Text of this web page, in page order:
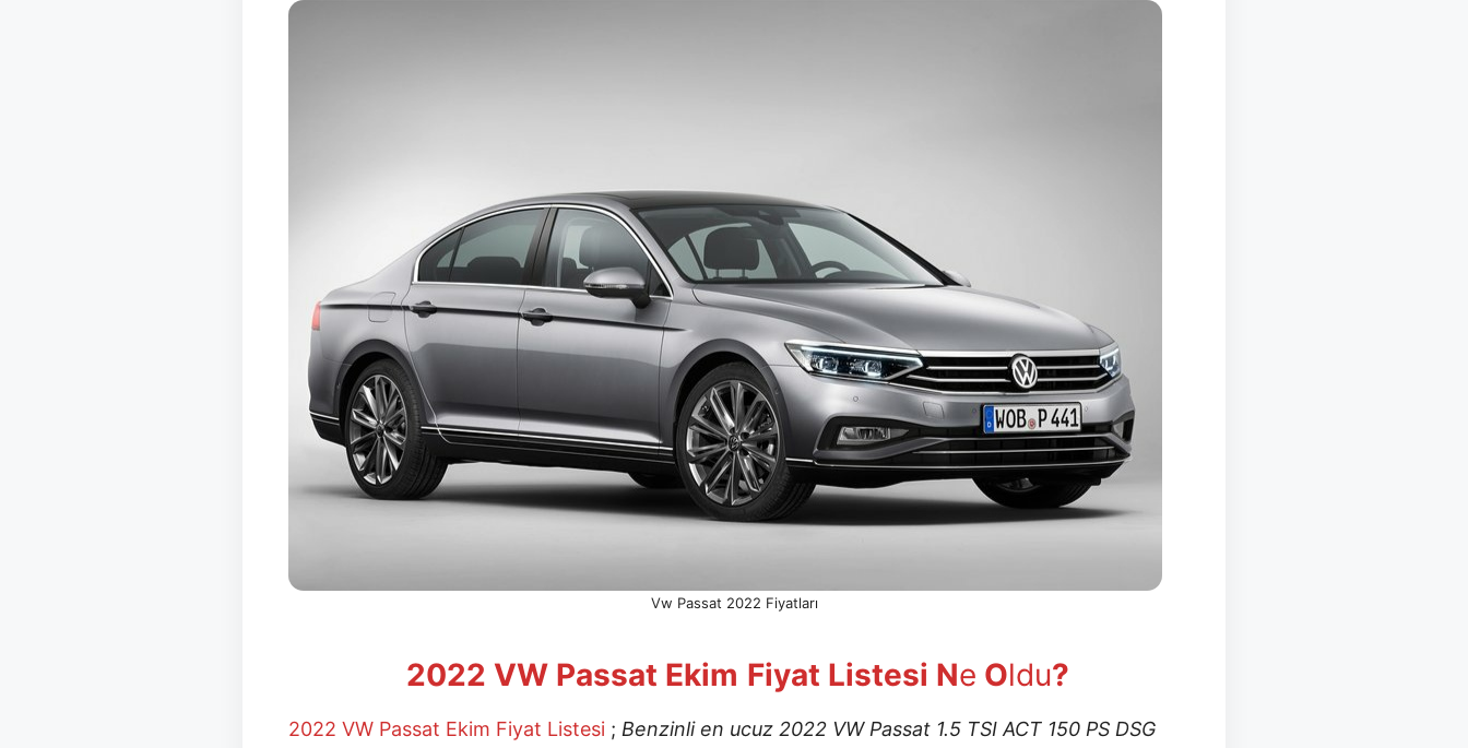
Vw Passat 2022 Fiyatları
2022 VW Passat Ekim Fiyat Listesi Ne Oldu?
2022 VW Passat Ekim Fiyat Listesi ; Benzinli en ucuz 2022 VW Passat 1.5 TSI ACT 150 PS DSG